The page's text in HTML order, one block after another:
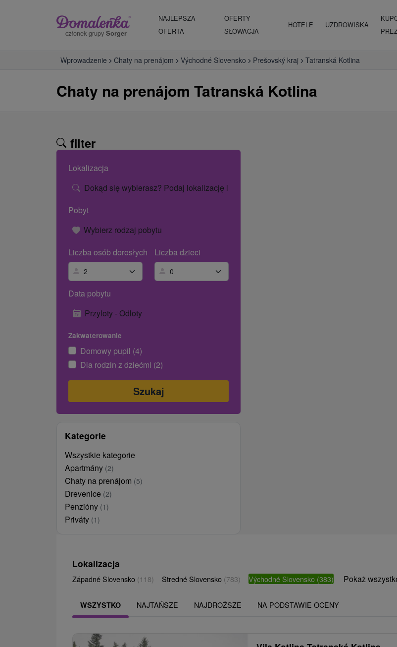
członek grupy Sorger
NAJLEPSZA
OFERTA
OFERTY
SŁOWACJA
HOTELE UZDROWISKA
Wprowadzenie Chaty na prenájom Východné Slovensko Prešovský kraj Tatranská Kotlina
Chaty na prenájom Tatranská Kotlina
filter
Lokalizacja
Dokąd się wybierasz? Podaj lokalizację lub nazwę hotelu.
Pobyt
Wybierz rodzaj pobytu
Liczba osób dorosłych
Liczba dzieci
Data pobytu
Przyloty - Odloty
Zakwaterowanie
Domowy pupil (4)
Dla rodzin z dziećmi (2)
Kategorie
Wszystkie kategorie
Apartmány (2)
Chaty na prenájom (5)
Drevenice (2)
Penzióny (1)
Priváty (1)
Lokalizacja
Západné Slovensko (118) Stredné Slovensko (783) Východné Slovensko (383) Pokaż
WSZYSTKO NAJTAŃSZE NAJDROŻSZE NA PODSTAWIE OCENY